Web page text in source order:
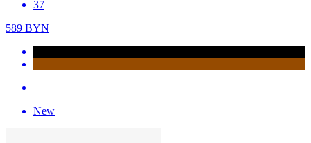
37
589 BYN
New